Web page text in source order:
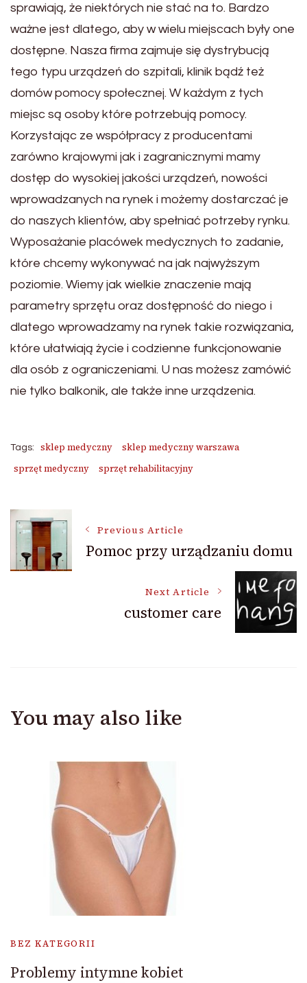
sprawiają, że niektórych nie stać na to. Bardzo
ważne jest dlatego, aby w wielu miejscach były one
dostępne. Nasza firma zajmuje się dystrybucją
tego typu urządzeń do szpitali, klinik bądź też
domów pomocy społecznej. W każdym z tych
miejsc są osoby które potrzebują pomocy.
Korzystając ze współpracy z producentami
zarówno krajowymi jak i zagranicznymi mamy
dostęp do wysokiej jakości urządzeń, nowości
wprowadzanych na rynek i możemy dostarczać je
do naszych klientów, aby spełniać potrzeby rynku.
Wyposażanie placówek medycznych to zadanie,
które chcemy wykonywać na jak najwyższym
poziomie. Wiemy jak wielkie znaczenie mają
parametry sprzętu oraz dostępność do niego i
dlatego wprowadzamy na rynek takie rozwiązania,
które ułatwiają życie i codzienne funkcjonowanie
dla osób z ograniczeniami. U nas możesz zamówić
nie tylko balkonik, ale także inne urządzenia.
Tags: sklep medyczny
sklep medyczny warszawa
sprzęt medyczny
sprzęt rehabilitacyjny
Post
Navigation
Previous Article
Pomoc przy urządzaniu domu
Next Article
customer care
You may also like
BEZ KATEGORII
Problemy intymne kobiet